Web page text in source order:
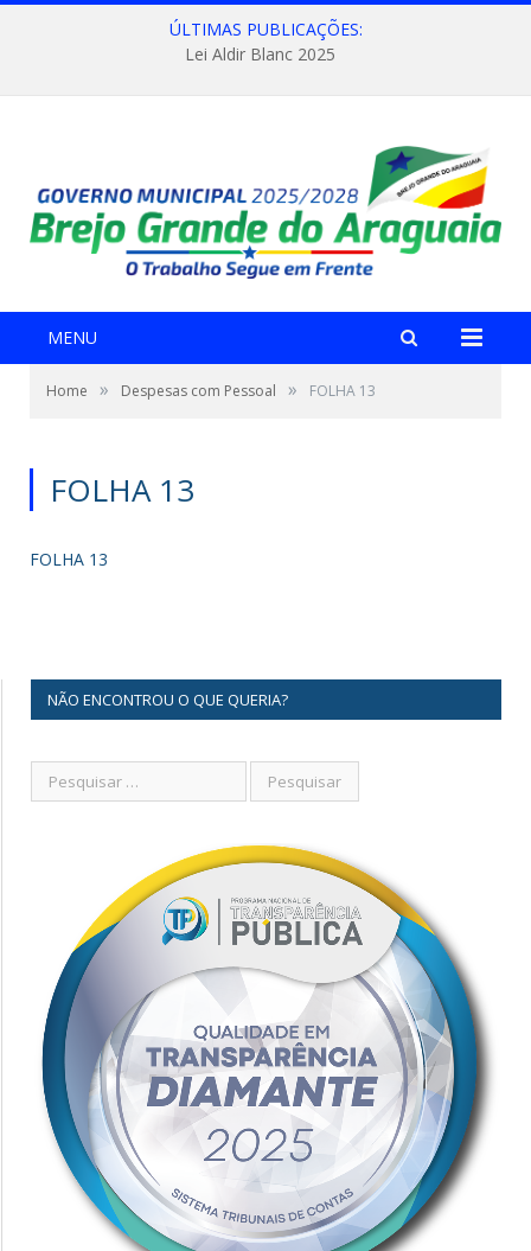
ÚLTIMAS PUBLICAÇÕES:
Lei Aldir Blanc 2025
MENU
Home » Despesas com Pessoal » FOLHA 13
FOLHA 13
FOLHA 13
NÃO ENCONTROU O QUE QUERIA?